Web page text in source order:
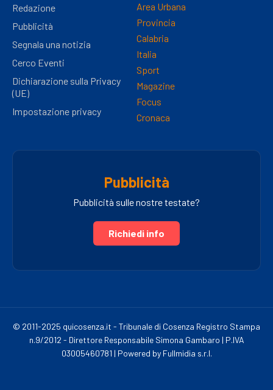
Redazione
Pubblicità
Segnala una notizia
Cerco Eventi
Dichiarazione sulla Privacy
(UE)
Impostazione privacy
Area Urbana
Provincia
Calabria
Italia
Sport
Magazine
Focus
Cronaca
Pubblicità
Pubblicità sulle nostre testate?
Richiedi info
© 2011-2025 quicosenza.it - Tribunale di Cosenza Registro Stampa
n.9/2012 - Direttore Responsabile Simona Gambaro | P.IVA
03005460781 | Powered by Fullmidia s.r.l.